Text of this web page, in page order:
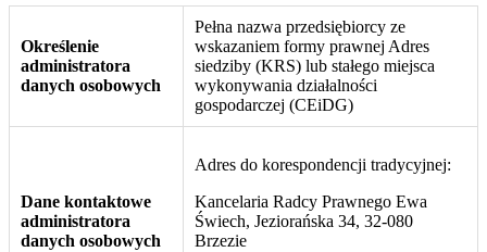
Określenie
administratora
danych osobowych
Pełna nazwa przedsiębiorcy ze
wskazaniem formy prawnej Adres
siedziby (KRS) lub stałego miejsca
wykonywania działalności
gospodarczej (CEiDG)
Dane kontaktowe
administratora
danych osobowych
Adres do korespondencji tradycyjnej:
Kancelaria Radcy Prawnego Ewa
Świech, Jeziorańska 34, 32-080
Brzezie